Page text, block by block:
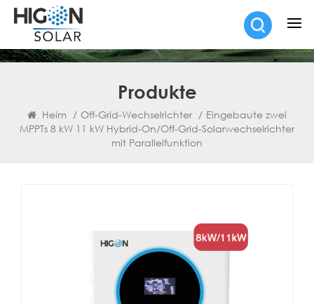
Produkte
Heim / Off-Grid-Wechselrichter / Eingebaute zwei
MPPTs 8 kW 11 kW Hybrid-On/Off-Grid-Solarwechselrichter
mit Parallelfunktion